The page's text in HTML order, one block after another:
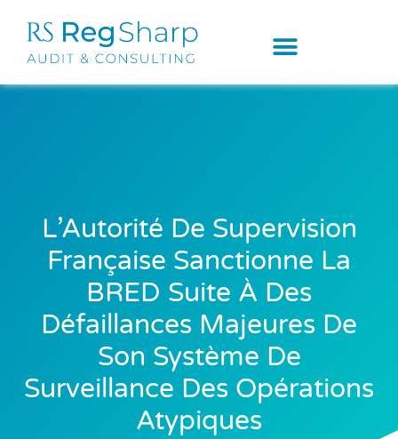
L’Autorité De Supervision
Française Sanctionne La
BRED Suite À Des
Défaillances Majeures De
Son Système De
Surveillance Des Opérations
Atypiques